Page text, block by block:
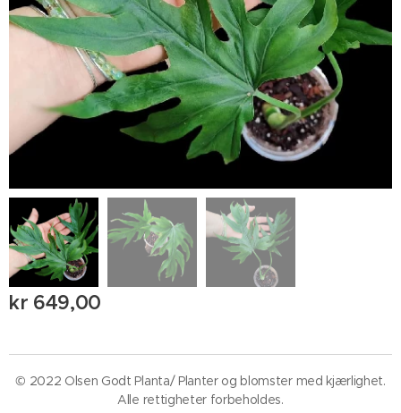
kr 649,00
© 2022 Olsen Godt Planta/ Planter og blomster med kjærlighet.
Alle rettigheter forbeholdes.